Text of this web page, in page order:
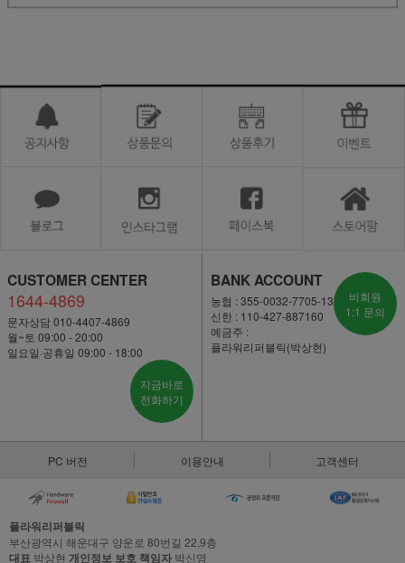
CUSTOMER CENTER
1644-4869
문자상담 010-4407-4869
월~토 09:00 - 20:00
일요일·공휴일 09:00 - 18:00
지금바로
전화하기
BANK ACCOUNT
농협 : 355-0032-7705-13
신한 : 110-427-887160
예금주 :
플라워리퍼블릭(박상현)
비회원
1:1 문의
PC 버전 이용안내 고객센터
플라워리퍼블릭
부산광역시 해운대구 양운로 80번길 22,9층
대표 박상현 개인정보 보호 책임자 박신영